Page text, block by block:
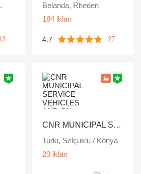
13 ulasan
Belanda, Rheden
184 iklan
4.7 27 ulasan
CNR MUNICIPAL SERVICE VEHICLES AND ON VEHICLE EQUIPMENT INDUSTRY TRADE LIMITED COMPANY
Turki, Selçuklu / Konya
29 iklan